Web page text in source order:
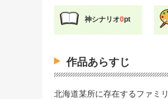
神シナリオ0pt
作品あらすじ
北海道某所に存在するファミ